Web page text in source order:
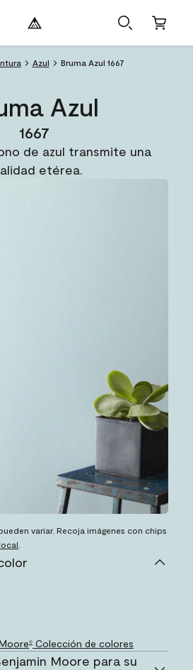
Azul Bruma Azul 1667
Azul
1667
de azul transmite una
etérea.
variar. Recoja imágenes con chips
® Colección de colores
Moore para su